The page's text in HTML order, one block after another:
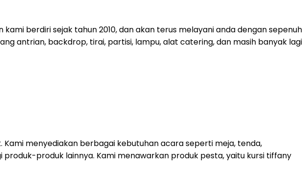
berdiri sejak tahun 2010, dan akan terus melayani anda dengan sepenuh
antrian, backdrop, tirai, partisi, lampu, alat catering, dan masih banyak lagi
menyediakan berbagai kebutuhan acara seperti meja, tenda,
produk lainnya. Kami menawarkan produk pesta, yaitu kursi tiffany